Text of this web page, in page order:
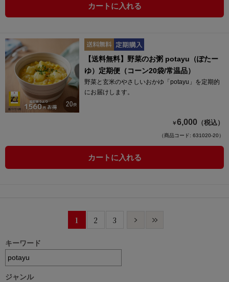
カートに入れる
【送料無料】野菜のお粥 potayu（ぽたー
ゆ）定期便（コーン20袋/常温品）
野菜と玄米のやさしいおかゆ「potayu」を定期的
にお届けします。
￥6,000 （税込）
（商品コード: 631020-20）
カートに入れる
1 2 3
キーワード
ジャンル